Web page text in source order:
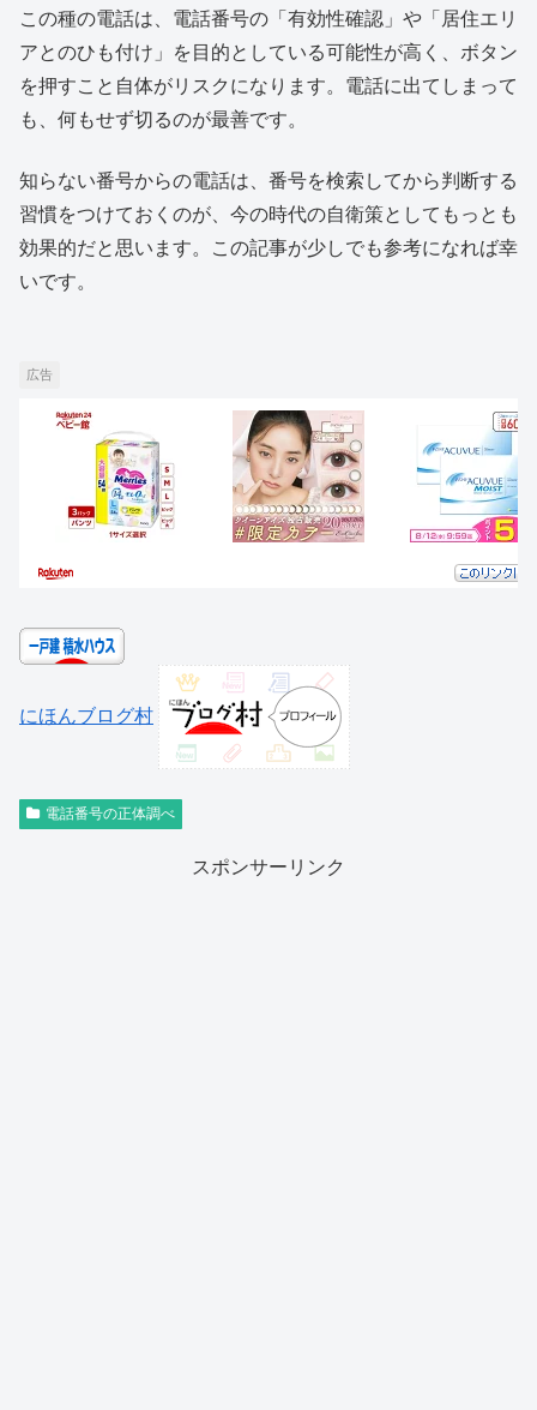
この種の電話は、電話番号の「有効性確認」や「居住エリ
アとのひも付け」を目的としている可能性が高く、ボタン
を押すこと自体がリスクになります。電話に出てしまって
も、何もせず切るのが最善です。
知らない番号からの電話は、番号を検索してから判断する
習慣をつけておくのが、今の時代の自衛策としてもっとも
効果的だと思います。この記事が少しでも参考になれば幸
いです。
広告
にほんブログ村
電話番号の正体調べ
スポンサーリンク